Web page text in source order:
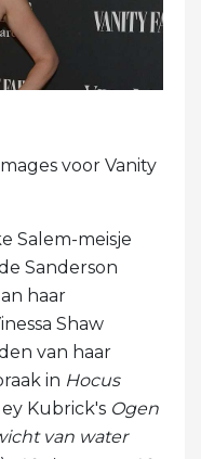
voor Vanity
Salem-meisje
Sanderson
haar
Shaw
van haar
in Hocus
Kubrick's Ogen
van water